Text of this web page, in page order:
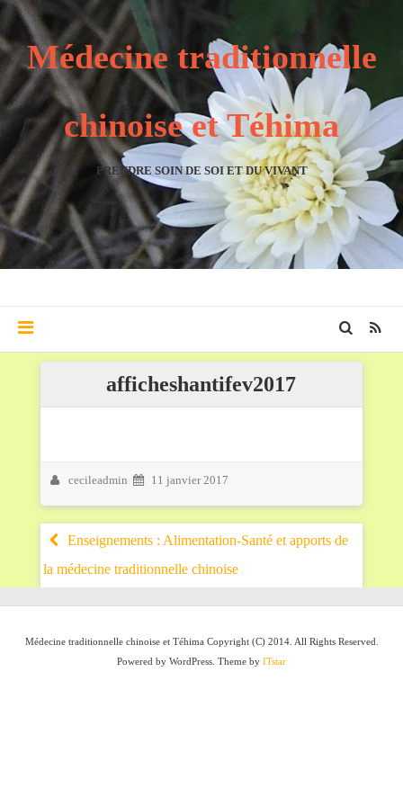
Médecine traditionnelle
chinoise et Téhima
PRENDRE SOIN DE SOI ET DU VIVANT
afficheshantifev2017
cecileadmin 11 janvier 2017
Enseignements : Alimentation-Santé et apports de
la médecine traditionnelle chinoise
Médecine traditionnelle chinoise et Téhima Copyright (C) 2014. All Rights Reserved.
Powered by WordPress. Theme by ITstar